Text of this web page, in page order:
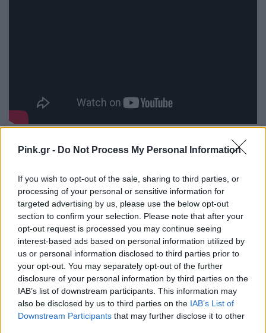
Pink.gr - Do Not Process My Personal Information
If you wish to opt-out of the sale, sharing to third parties, or
processing of your personal or sensitive information for
targeted advertising by us, please use the below opt-out
section to confirm your selection. Please note that after your
opt-out request is processed you may continue seeing
interest-based ads based on personal information utilized by
us or personal information disclosed to third parties prior to
your opt-out. You may separately opt-out of the further
disclosure of your personal information by third parties on the
IAB’s list of downstream participants. This information may
also be disclosed by us to third parties on the IAB’s List of
Downstream Participants that may further disclose it to other
ΔΙΑΦΗΜΙΣΗ